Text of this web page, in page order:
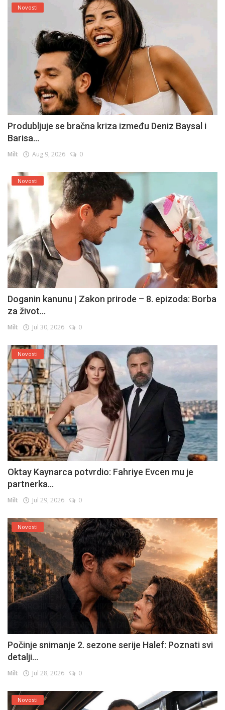
Novosti
Produbljuje se bračna kriza između Deniz Baysal i
Barisa...
Milt Aug 9, 2026 0
Novosti
Doganin kanunu | Zakon prirode – 8. epizoda: Borba
za život...
Milt Jul 30, 2026 0
Novosti
Oktay Kaynarca potvrdio: Fahriye Evcen mu je
partnerka...
Milt Jul 29, 2026 0
Novosti
Počinje snimanje 2. sezone serije Halef: Poznati svi
detalji...
Milt Jul 28, 2026 0
Novosti